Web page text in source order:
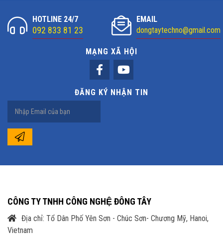
HOTLINE 24/7
092 833 81 23
EMAIL
dongtaytechno@gmail.com
MẠNG XÃ HỘI
ĐĂNG KÝ NHẬN TIN
CÔNG TY TNHH CÔNG NGHỆ ĐÔNG TÂY
Địa chỉ: Tổ Dân Phố Yên Sơn - Chúc Sơn- Chương Mỹ, Hanoi,
Vietnam